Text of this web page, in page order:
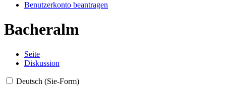
Benutzerkonto beantragen
Bacheralm
Seite
Diskussion
Deutsch (Sie-Form)